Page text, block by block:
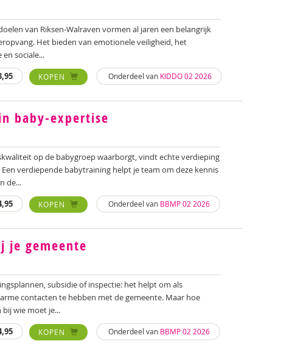
van Riksen-Walraven vormen al jaren een belangrijk
Het bieden van emotionele veiligheid, het
sociale...
KOPEN Onderdeel van KIDDO 02 2026
baby-expertise
op de babygroep waarborgt, vindt echte verdieping
verdiepende babytraining helpt je team om deze kennis
de...
KOPEN Onderdeel van BBMP 02 2026
je gemeente
subsidie of inspectie: het helpt om als
contacten te hebben met de gemeente. Maar hoe
wie moet je...
KOPEN Onderdeel van BBMP 02 2026